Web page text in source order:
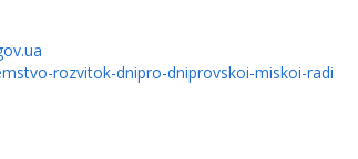
rozvitok-dnipro-dniprovskoi-miskoi-radi